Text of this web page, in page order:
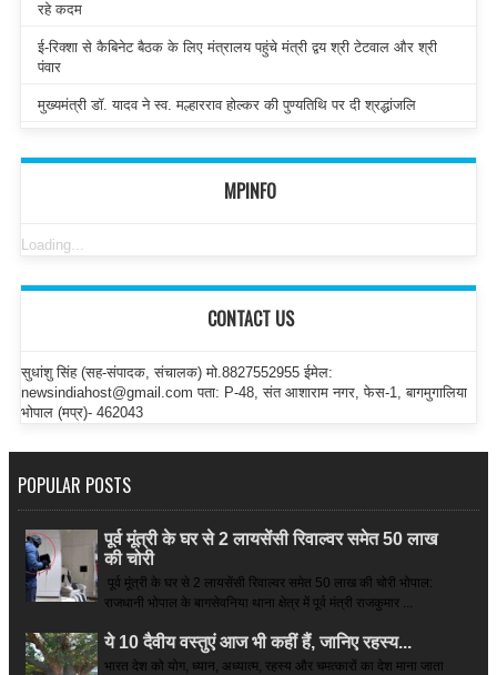
रहे कदम
ई-रिक्शा से कैबिनेट बैठक के लिए मंत्रालय पहुंचे मंत्री द्वय श्री टेटवाल और श्री
पंवार
मुख्यमंत्री डॉ. यादव ने स्व. मल्हारराव होल्कर की पुण्यतिथि पर दी श्रद्धांजलि
MPINFO
Loading...
CONTACT US
सुधांशु सिंह (सह-संपादक, संचालक) मो.8827552955 ईमेल:
newsindiahost@gmail.com पता: P-48, संत आशाराम नगर, फेस-1, बागमुगालिया
भोपाल (मप्र)- 462043
POPULAR POSTS
पूर्व मूंत्री के घर से 2 लायसेंसी रिवाल्वर समेत 50 लाख
की चोरी
पूर्व मूंत्री के घर से 2 लायसेंसी रिवाल्वर समेत 50 लाख की चोरी भोपाल:
राजधानी भोपाल के बागसेवनिया थाना क्षेत्र में पूर्व मंत्री राजकुमार ...
ये 10 दैवीय वस्तुएं आज भी कहीं हैं, जानिए रहस्य...
भारत देश को योग, ध्यान, अध्यात्म, रहस्य और चमत्कारों का देश माना जाता